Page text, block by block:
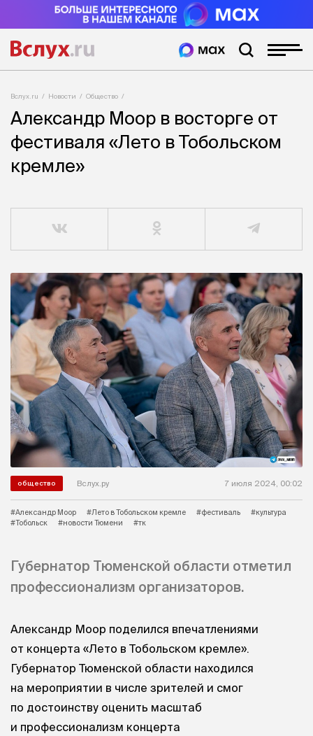
Вслух.ru Новости Общество
Александр Моор в восторге от
фестиваля «Лето в Тобольском
кремле»
общество Вслух.ру 7 июля 2024, 00:02
#Александр Моор #Лето в Тобольском кремле #фестиваль
#культура
#Тобольск
#новости Тюмени #тк
Губернатор Тюменской области отметил
профессионализм организаторов.
Александр Моор поделился впечатлениями
от концерта «Лето в Тобольском кремле».
Губернатор Тюменской области находился
на мероприятии в числе зрителей и смог
по достоинству оценить масштаб
и профессионализм концерта